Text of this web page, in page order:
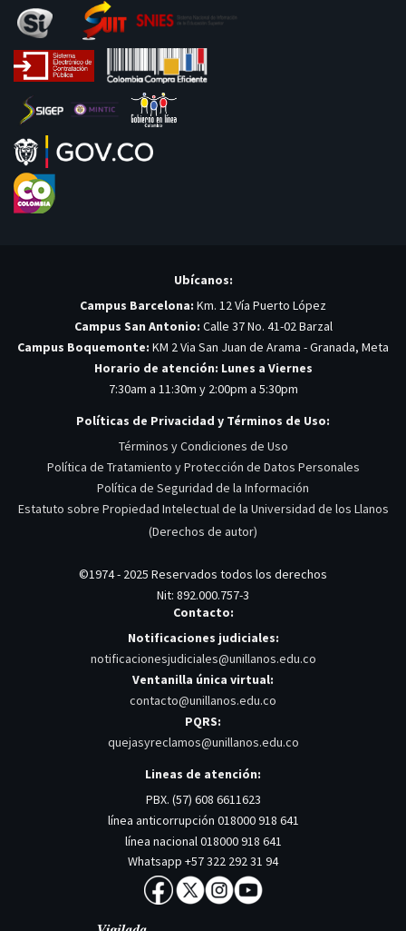
Ubícanos:
Campus Barcelona: Km. 12 Vía Puerto López
Campus San Antonio: Calle 37 No. 41-02 Barzal
Campus Boquemonte: KM 2 Via San Juan de Arama - Granada, Meta
Horario de atención: Lunes a Viernes
7:30am a 11:30m y 2:00pm a 5:30pm
Políticas de Privacidad y Términos de Uso:
Términos y Condiciones de Uso
Política de Tratamiento y Protección de Datos Personales
Política de Seguridad de la Información
Estatuto sobre Propiedad Intelectual de la Universidad de los Llanos
(Derechos de autor)
©1974 - 2025 Reservados todos los derechos
Nit: 892.000.757-3
Contacto:
Notificaciones judiciales:
notificacionesjudiciales@unillanos.edu.co
Ventanilla única virtual:
contacto@unillanos.edu.co
PQRS:
quejasyreclamos@unillanos.edu.co
Lineas de atención:
PBX. (57) 608 6611623
línea anticorrupción 018000 918 641
línea nacional 018000 918 641
Whatsapp +57 322 292 31 94